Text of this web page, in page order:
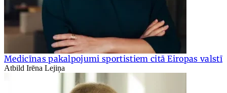
Medicīnas pakalpojumi sportistiem citā Eiropas valstī
Atbild Irēna Lejiņa